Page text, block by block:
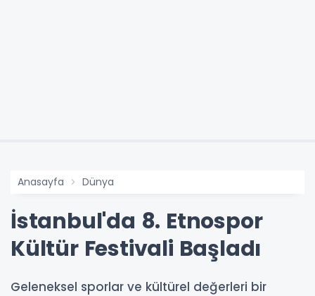
Anasayfa Dünya
İstanbul'da 8. Etnospor
Kültür Festivali Başladı
Geleneksel sporlar ve kültürel değerleri bir